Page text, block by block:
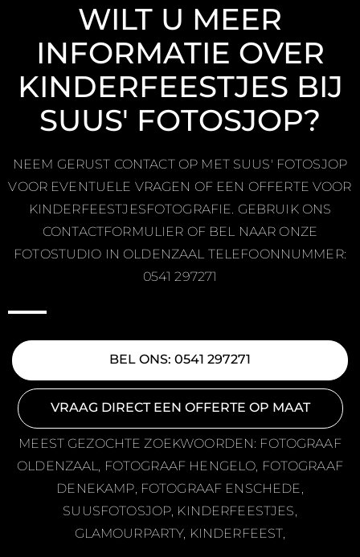
WILT U MEER
INFORMATIE OVER
KINDERFEESTJES BIJ
SUUS' FOTOSJOP?
NEEM GERUST CONTACT OP MET SUUS' FOTOSJOP
VOOR EVENTUELE VRAGEN OF EEN OFFERTE VOOR
KINDERFEESTJESFOTOGRAFIE. GEBRUIK ONS
CONTACTFORMULIER OF BEL NAAR ONZE
FOTOSTUDIO IN OLDENZAAL TELEFOONNUMMER:
0541 297271
BEL ONS: 0541 297271
VRAAG DIRECT EEN OFFERTE OP MAAT
MEEST GEZOCHTE ZOEKWOORDEN: FOTOGRAAF
OLDENZAAL, FOTOGRAAF HENGELO, FOTOGRAAF
DENEKAMP, FOTOGRAAF ENSCHEDE,
SUUSFOTOSJOP, KINDERFEESTJES,
GLAMOURPARTY, KINDERFEEST,